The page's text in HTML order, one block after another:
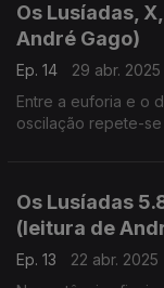
Os Lusíadas,
André Gago)
Ep. 14
29 abr. 2025
Entre a euforia e o
oscilação repete-se
Os Lusíadas
(leitura de
Ep. 13
22 abr. 2025